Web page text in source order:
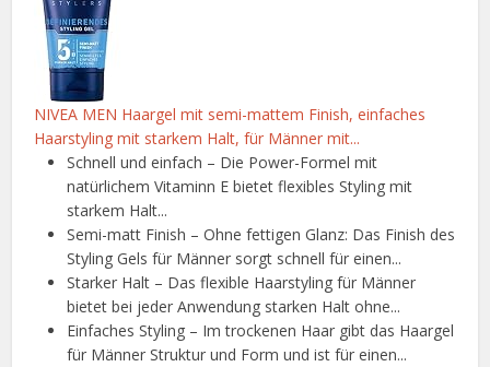
NIVEA MEN Haargel mit semi-mattem Finish, einfaches
Haarstyling mit starkem Halt, für Männer mit...
Schnell und einfach – Die Power-Formel mit
natürlichem Vitaminn E bietet flexibles Styling mit
starkem Halt...
Semi-matt Finish – Ohne fettigen Glanz: Das Finish des
Styling Gels für Männer sorgt schnell für einen...
Starker Halt – Das flexible Haarstyling für Männer
bietet bei jeder Anwendung starken Halt ohne...
Einfaches Styling – Im trockenen Haar gibt das Haargel
für Männer Struktur und Form und ist für einen...